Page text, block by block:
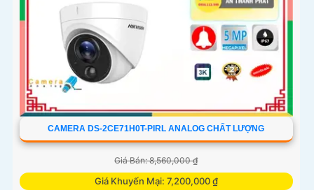
CAMERA DS-2CE71H0T-PIRL ANALOG CHẤT LƯỢNG
Giá Bán: 8,560,000 ₫
Giá Khuyến Mại: 7,200,000 ₫